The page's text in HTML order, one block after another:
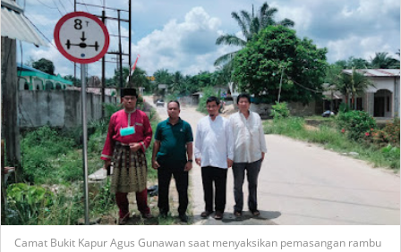
Camat Bukit Kapur Agus Gunawan saat menyaksikan pemasangan rambu